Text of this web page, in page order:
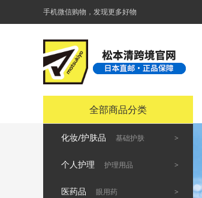
手机微信购物，发现更多好物
全部商品分类
化妆/护肤品 基础护肤 >
个人护理 护理用品 >
医药品 眼用药 >